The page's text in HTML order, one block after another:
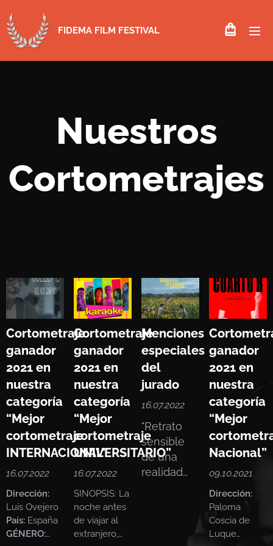
FIDEMA FILM FESTIVAL
Nuestros
Cortometrajes
Cortometraje
ganador
2021 en
nuestra
categoría
“Mejor
cortometraje
INTERNACIONAL”
16.07.2022
Dirección:
Luis Ovejero
País: España
GÉNERO:
Cortometraje
ganador
2021 en
nuestra
categoría
“Mejor
cortometraje
UNIVERSITARIO”
16.07.2022
SINOPSIS: La
noche antes
de viajar al
extranjero,
Menciones
especiales
del
jurado
16.07.2022
"Retrato
sensible
de una
realidad
ganador
2021 en
nuestra
categoría
“Mejor
Nacional”
09.10.2021
Dirección:
Paloma
Coscia de
Luque